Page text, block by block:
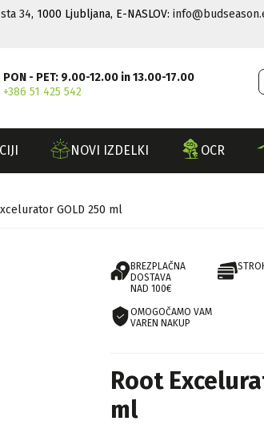
34, 1000 Ljubljana, E-NASLOV:
PON - PET: 9.00-12.00 in 13.00-17.00
+386 51 425 542
NOVI IZDELKI OCR
GOLD 250 ml
BREZPLAČNA
DOSTAVA
NAD 100€
OMOGOČAMO VAM
VAREN NAKUP
Root
ml